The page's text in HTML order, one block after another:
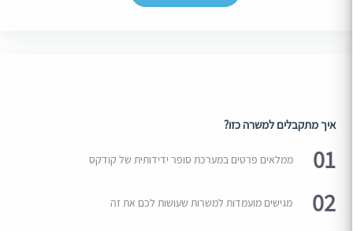
איך מתקבלים למשרה כזו?
01 ממלאים פרטים במערכת סופר ידידותית של קודקס
02 מגישים מועמדות למשרות שעושות לכם את זה